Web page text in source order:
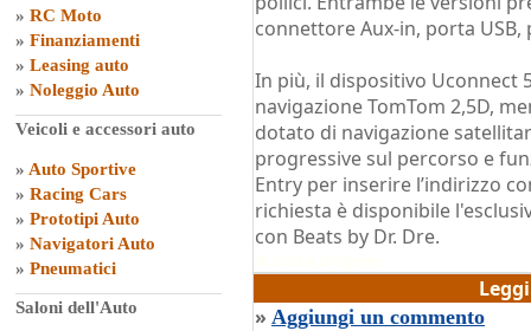
» RC Moto
» Finanziamenti
» Leasing auto
» Noleggio Auto
Veicoli e accessori auto
» Auto Sportive
» Racing Cars
» Prototipi Auto
» Navigatori Auto
» Pneumatici
Saloni dell'Auto
connettore Aux-in, porta USB,
In più, il dispositivo Uconnect
navigazione TomTom 2,5D,
dotato di navigazione
progressive sul percorso e
Entry per inserire l’indirizzo
richiesta è disponibile
con Beats by Dr. Dre.
» Aggiungi un commento